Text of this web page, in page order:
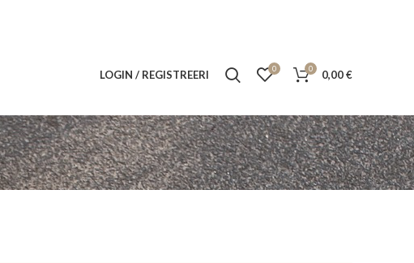
LOGIN / REGISTREERI 0 0 0,00€